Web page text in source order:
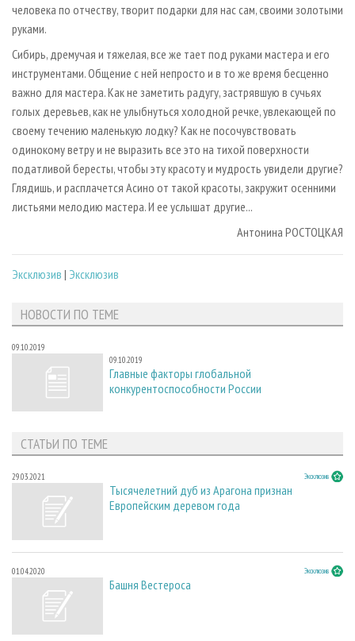
человека по отчеству, творит подарки для нас сам, своими золотыми
руками.
Сибирь, дремучая и тяжелая, все же тает под руками мастера и его
инструментами. Общение с ней непросто и в то же время бесценно
важно для мастера. Как не заметить радугу, застрявшую в сучьях
голых деревьев, как не улыбнуться холодной речке, увлекающей по
своему течению маленькую лодку? Как не посочувствовать
одинокому ветру и не выразить все это на тихой поверхности
податливой бересты, чтобы эту красоту и мудрость увидели другие?
Глядишь, и расплачется Асино от такой красоты, закружит осенними
листьями мелодию мастера. И ее услышат другие...
Антонина РОСТОЦКАЯ
Эксклюзив | Эксклюзив
НОВОСТИ ПО ТЕМЕ
09.10.2019
09.10.2019
Главные факторы глобальной
конкурентоспособности России
СТАТЬИ ПО ТЕМЕ
29.03.2021 Эксклюзив
Тысячелетний дуб из Арагона признан
Европейским деревом года
01.04.2020 Эксклюзив
Башня Вестероса